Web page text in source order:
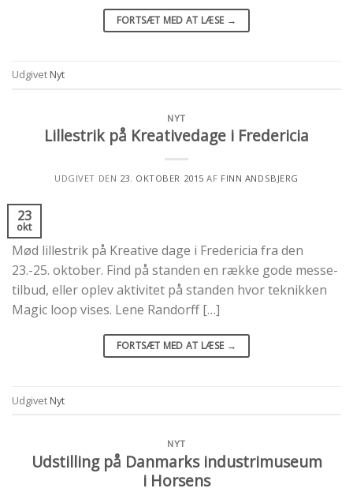
FORTSÆT MED AT LÆSE →
Udgivet Nyt
NYT
Lillestrik på Kreativedage i Fredericia
UDGIVET DEN 23. OKTOBER 2015 AF FINN ANDSBJERG
23
okt
Mød lillestrik på Kreative dage i Fredericia fra den
23.-25. oktober. Find på standen en række gode messe-
tilbud, eller oplev aktivitet på standen hvor teknikken
Magic loop vises. Lene Randorff […]
FORTSÆT MED AT LÆSE →
Udgivet Nyt
NYT
Udstilling på Danmarks industrimuseum
i Horsens